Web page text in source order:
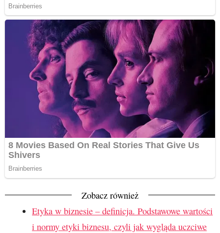
Zobacz również
Etyka w biznesie – definicja. Podstawowe wartości
i normy etyki biznesu, czyli jak wygląda uczciwe